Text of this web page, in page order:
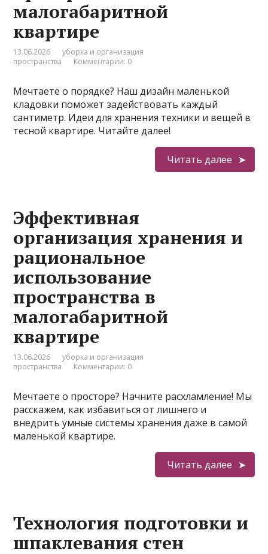
малогабаритной
квартире
13.06.2026
уборка и организация
пространства
Комментарии: 0
Мечтаете о порядке? Наш дизайн маленькой
кладовки поможет задействовать каждый
сантиметр. Идеи для хранения техники и вещей в
тесной квартире. Читайте далее!
Читать далее
Эффективная
организация хранения и
рациональное
использование
пространства в
малогабаритной
квартире
13.06.2026
уборка и организация
пространства
Комментарии: 0
Мечтаете о просторе? Начните расхламление! Мы
расскажем, как избавиться от лишнего и
внедрить умные системы хранения даже в самой
маленькой квартире.
Читать далее
Технология подготовки и
шпаклевания стен